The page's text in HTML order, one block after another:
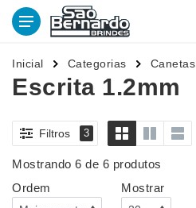
Inicial Categorias Canetas
Escrita 1.2mm
Filtros 3
Mostrando 6 de 6 produtos
Ordem
Mostrar